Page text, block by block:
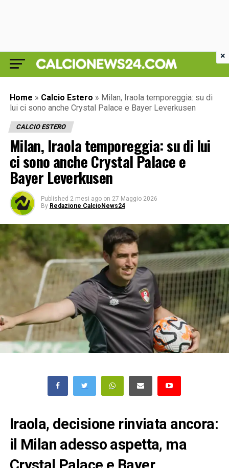
Home » Calcio Estero » Milan, Iraola temporeggia: su di
lui ci sono anche Crystal Palace e Bayer Leverkusen
CALCIO ESTERO
Milan, Iraola temporeggia: su di lui
ci sono anche Crystal Palace e
Bayer Leverkusen
Published 2 mesi ago on 27 Maggio 2026
By Redazione CalcioNews24
Iraola, decisione rinviata ancora:
il Milan adesso aspetta, ma
×